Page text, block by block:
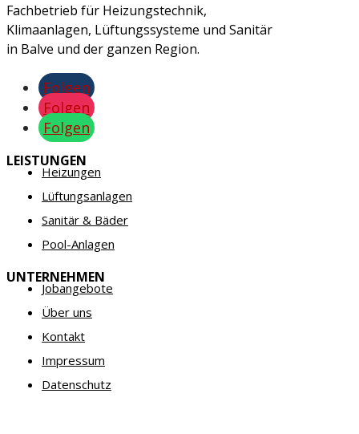
Fachbetrieb für Heizungstechnik,
Klimaanlagen, Lüftungssysteme und Sanitär
in Balve und der ganzen Region.
Folgen
Folgen
Folgen
LEISTUNGEN
Heizungen
Lüftungsanlagen
Sanitär & Bäder
Pool-Anlagen
UNTERNEHMEN
Jobangebote
Über uns
Kontakt
Impressum
Datenschutz